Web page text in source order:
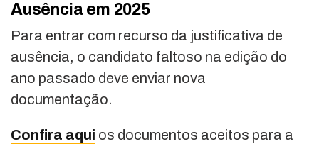
Ausência em 2025
Para entrar com recurso da justificativa de
ausência, o candidato faltoso na edição do
ano passado deve enviar nova
documentação.
Confira aqui os documentos aceitos para a